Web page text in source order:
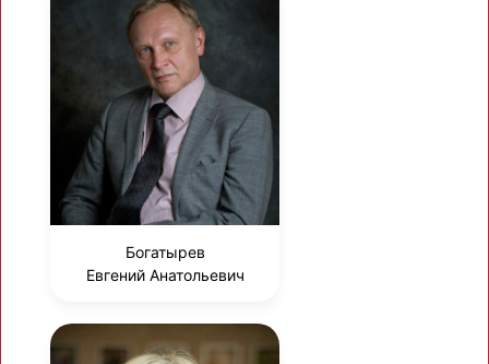
Богатырев
Евгений Анатольевич